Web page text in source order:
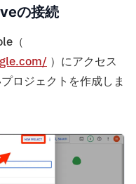
の接続
（
）にアクセス
ロジェクトを作成しま